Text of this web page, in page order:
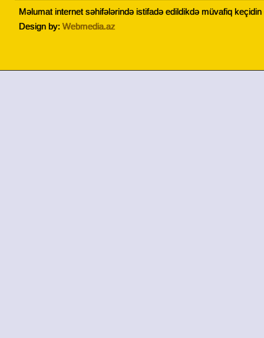
Məlumat internet səhifələrində istifadə edildikdə müvafiq keçidin
Design by: Webmedia.az